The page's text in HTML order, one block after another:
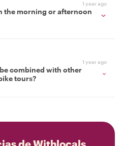
1 year ago
the morning or afternoon
1 year ago
combined with other
tours?